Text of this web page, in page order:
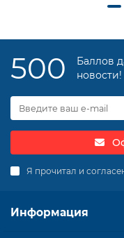
500
Баллов
Я прочитал и
Информация